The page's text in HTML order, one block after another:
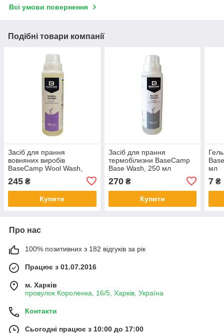
Всі умови повернення
Подібні товари компанії
Засіб для прання
вовняних виробів
BaseCamp Wool Wash,
245 ₴
Купити
Засіб для прання
термобілизни BaseCamp
Base Wash, 250 мл
270₴
Купити
мл
7 ₴
Про нас
100% позитивних з 182 відгуків за рік
Працює з 01.07.2016
м. Харків
провулок Короленка, 16/5, Харків, Україна
Контакти
Сьогодні працює з 10:00 до 17:00